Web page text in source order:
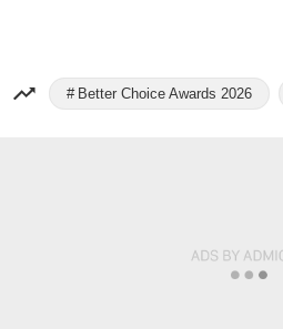
Better Choice Awards 2026